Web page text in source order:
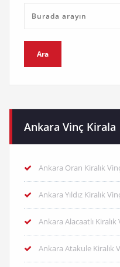
Ankara Vinç Kirala
Ankara Oran Kiralık
Ankara Yıldız Kiralık
Ankara Alacaatlı Kiralık
Ankara Atakule Kiralık